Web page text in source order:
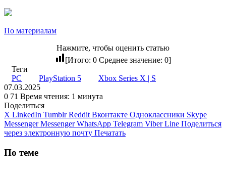
По материалам
Нажмите, чтобы оценить статью
[Итого: 0 Среднее значение: 0]
Теги
PC
PlayStation 5
Xbox Series X | S
07.03.2025
0 71 Время чтения: 1 минута
Поделиться
X LinkedIn Tumblr Reddit Вконтакте Одноклассники Skype
Messenger Messenger WhatsApp Telegram Viber Line Поделиться
через электронную почту Печатать
По теме